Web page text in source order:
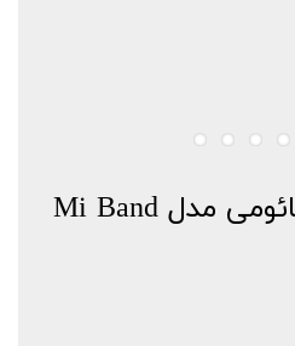
ساعت هوشمند شیائومی مدل Mi Band